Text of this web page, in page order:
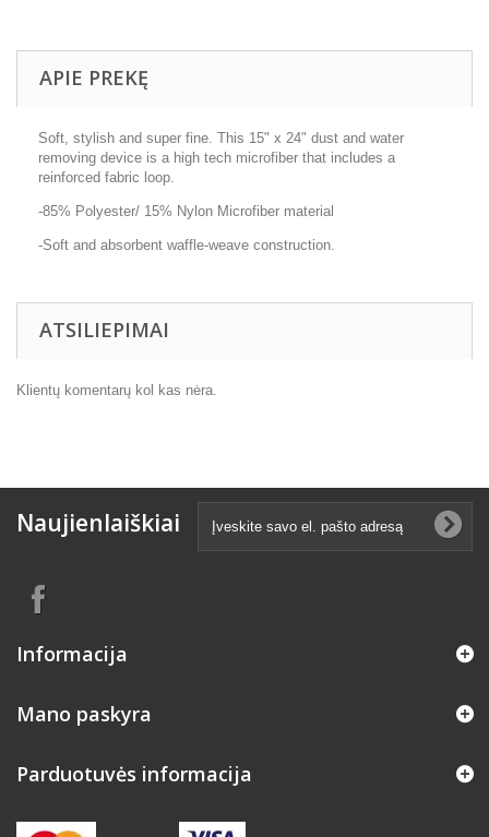
APIE PREKĘ
Soft, stylish and super fine. This 15" x 24" dust and water
removing device is a high tech microfiber that includes a
reinforced fabric loop.
-85% Polyester/ 15% Nylon Microfiber material
-Soft and absorbent waffle-weave construction.
ATSILIEPIMAI
Klientų komentarų kol kas nėra.
Naujienlaiškiai
Informacija
Mano paskyra
Parduotuvės informacija